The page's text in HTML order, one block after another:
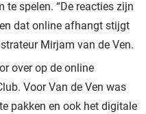
spelen. “De reacties zijn
dat online afhangt stijgt
Mirjam van de Ven.
over op de online
Voor Van de Ven was
pakken en ook het digitale